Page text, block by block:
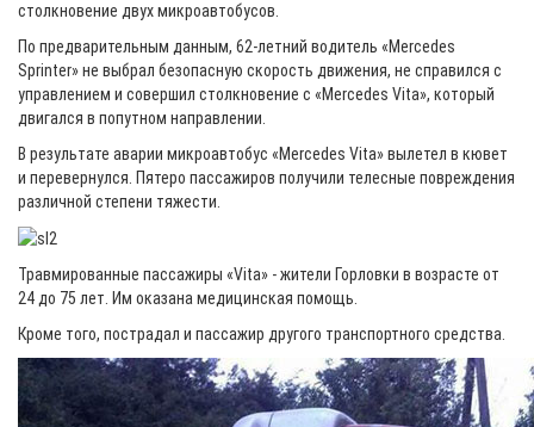
столкновение двух микроавтобусов.
По предварительным данным, 62-летний водитель «Mercedes
Sprinter» не выбрал безопасную скорость движения, не справился с
управлением и совершил столкновение с «Mercedes Vita», который
двигался в попутном направлении.
В результате аварии микроавтобус «Mercedes Vita» вылетел в кювет
и перевернулся. Пятеро пассажиров получили телесные повреждения
различной степени тяжести.
Травмированные пассажиры «Vita» - жители Горловки в возрасте от
24 до 75 лет. Им оказана медицинская помощь.
Кроме того, пострадал и пассажир другого транспортного средства.